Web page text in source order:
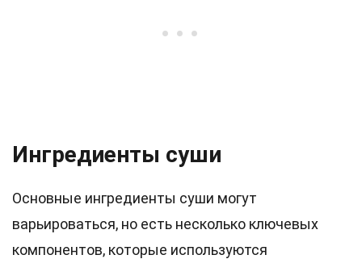
Ингредиенты суши
Основные ингредиенты суши могут
варьироваться, но есть несколько ключевых
компонентов, которые используются